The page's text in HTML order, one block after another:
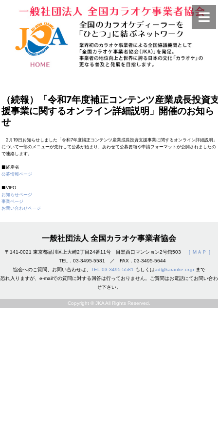
（続報）「令和7年度補正コンテンツ産業成長投資
援事業に関するオンライン詳細説明」開催のお知ら
せ
2月19日お知らせしました「令和7年度補正コンテンツ産業成長投資支援事業に関するオンライン詳細説明」
について一部のメニューが先行して公募が始まり、あわせて公募要領や申請フォーマットが公開されましたの
で連絡します。
■経産省
公募情報ページ
■VIPO
お知らせページ
事業ページ
お問い合わせページ
一般社団法人 全国カラオケ事業者協会
〒141-0021 東京都品川区上大崎2丁目24番11号 目黒西口マンション2号館503
［ ＭＡＰ ］
TEL．03-3495-5581 ／ FAX．03-3495-5644
協会へのご質問、お問い合わせは、 TEL.03-3495-5581 もしくはad@karaoke.or.jp まで
恐れ入りますが、e-mailでの質問に対する回答は行っておりません。ご質問はお電話にてお問い合わ
せ下さい。
Copyright © JKA All Rights Reserved.